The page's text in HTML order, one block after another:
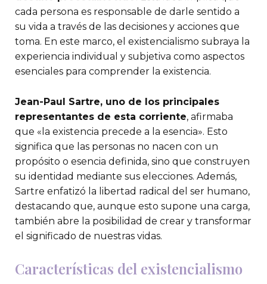
cada persona es responsable de darle sentido a
su vida a través de las decisiones y acciones que
toma. En este marco, el existencialismo subraya la
experiencia individual y subjetiva como aspectos
esenciales para comprender la existencia.
Jean-Paul Sartre, uno de los principales
representantes de esta corriente, afirmaba
que «la existencia precede a la esencia». Esto
significa que las personas no nacen con un
propósito o esencia definida, sino que construyen
su identidad mediante sus elecciones. Además,
Sartre enfatizó la libertad radical del ser humano,
destacando que, aunque esto supone una carga,
también abre la posibilidad de crear y transformar
el significado de nuestras vidas.
Características del existencialismo